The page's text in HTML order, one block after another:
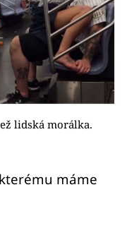
lidská morálka.
máme